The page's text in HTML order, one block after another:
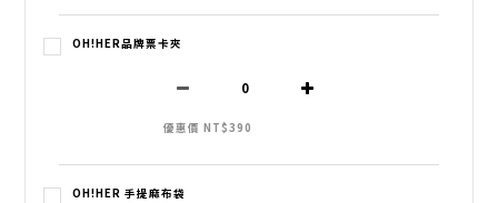
OH!HER品牌票卡夾
優惠價 NT$390
OH!HER 手提麻布袋